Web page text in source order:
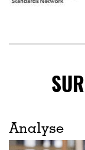
Analyse